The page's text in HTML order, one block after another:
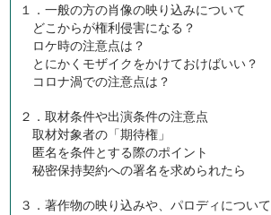
１．一般の方の肖像の映り込みについて
どこからが権利侵害になる？
ロケ時の注意点は？
とにかくモザイクをかけておけばいい？
コロナ渦での注意点は？
２．取材条件や出演条件の注意点
取材対象者の「期待権」
匿名を条件とする際のポイント
秘密保持契約への署名を求められたら
３．著作物の映り込みや、パロディについて